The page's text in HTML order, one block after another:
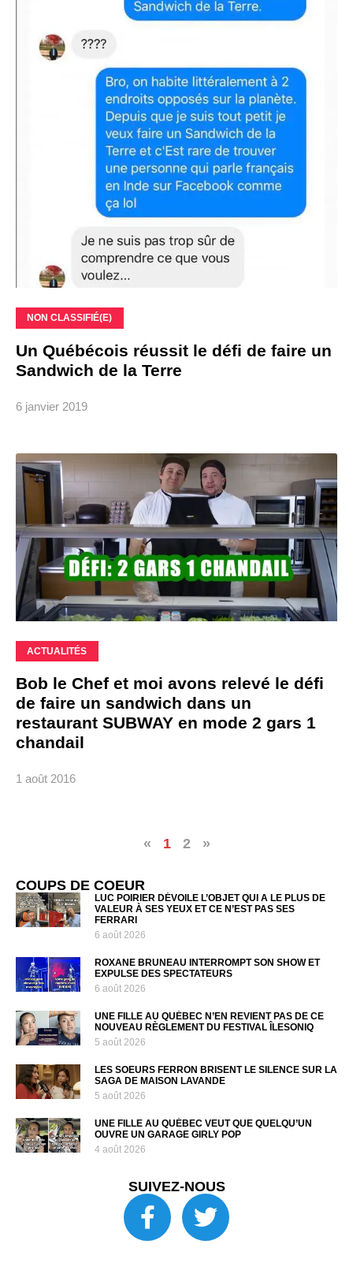
NON CLASSIFIÉ(E)
Un Québécois réussit le défi de faire un
Sandwich de la Terre
6 janvier 2019
ACTUALITÉS
Bob le Chef et moi avons relevé le défi
de faire un sandwich dans un
restaurant SUBWAY en mode 2 gars 1
chandail
1 août 2016
« 1 2 »
COUPS DE COEUR
LUC POIRIER DÉVOILE L’OBJET QUI A LE PLUS DE
VALEUR À SES YEUX ET CE N’EST PAS SES
FERRARI
6 août 2026
ROXANE BRUNEAU INTERROMPT SON SHOW ET
EXPULSE DES SPECTATEURS
6 août 2026
UNE FILLE AU QUÉBEC N’EN REVIENT PAS DE CE
NOUVEAU RÈGLEMENT DU FESTIVAL ÎLESONIQ
5 août 2026
LES SOEURS FERRON BRISENT LE SILENCE SUR LA
SAGA DE MAISON LAVANDE
5 août 2026
UNE FILLE AU QUÉBEC VEUT QUE QUELQU’UN
OUVRE UN GARAGE GIRLY POP
4 août 2026
SUIVEZ-NOUS